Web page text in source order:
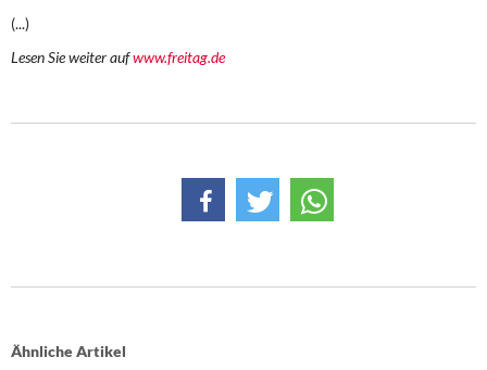
DIE LINKE
Institut Solidarische Moderne
(...)
Lesen Sie weiter aufwww.freitag.de
Ähnliche Artikel